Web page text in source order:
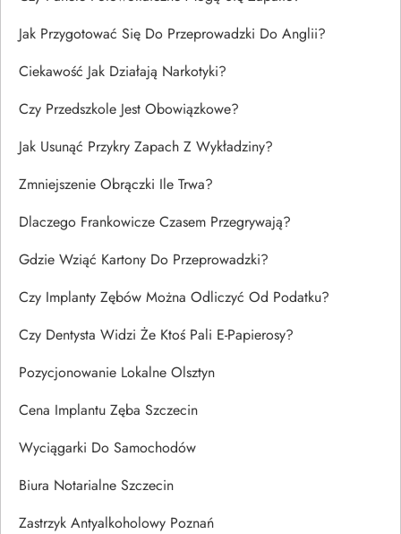
Jak Przygotować Się Do Przeprowadzki Do Anglii?
Ciekawość Jak Działają Narkotyki?
Czy Przedszkole Jest Obowiązkowe?
Jak Usunąć Przykry Zapach Z Wykładziny?
Zmniejszenie Obrączki Ile Trwa?
Dlaczego Frankowicze Czasem Przegrywają?
Gdzie Wziąć Kartony Do Przeprowadzki?
Czy Implanty Zębów Można Odliczyć Od Podatku?
Czy Dentysta Widzi Że Ktoś Pali E-Papierosy?
Pozycjonowanie Lokalne Olsztyn
Cena Implantu Zęba Szczecin
Wyciągarki Do Samochodów
Biura Notarialne Szczecin
Zastrzyk Antyalkoholowy Poznań